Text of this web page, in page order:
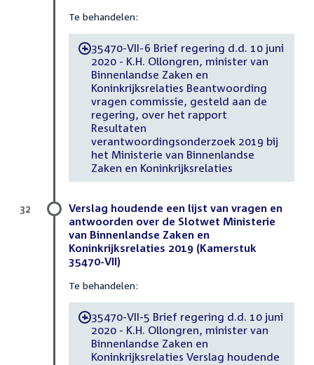
Te behandelen:
-35470-VII-6 Brief regering d.d. 10 juni
2020 - K.H. Ollongren, minister van
Binnenlandse Zaken en
Koninkrijksrelaties Beantwoording
vragen commissie, gesteld aan de
regering, over het rapport
Resultaten
verantwoordingsonderzoek 2019 bij
het Ministerie van Binnenlandse
Zaken en Koninkrijksrelaties
Verslag houdende een lijst van vragen en
antwoorden over de Slotwet Ministerie
van Binnenlandse Zaken en
Koninkrijksrelaties 2019 (Kamerstuk
35470-VII)
Te behandelen:
-35470-VII-5 Brief regering d.d. 10 juni
2020 - K.H. Ollongren, minister van
Binnenlandse Zaken en
Koninkrijksrelaties Verslag houdende
32